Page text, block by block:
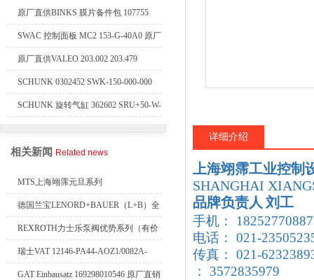
原厂直供BINKS 膜片备件包 107755
SWAC 控制面板 MC2 153-G-40A0 原厂
直销
原厂直供VALEO 203.002 203.479
SCHUNK 0302452 SWK-150-000-000
SCHUNK 旋转气缸 362602 SRU+50-W-
相关新闻 Related news
MTS上海翊霈元旦系列
RHM3050MR081A01
德国兰宝LENORD+BAUER（L+B）全
系列编码器
REXROTH力士乐泵阀优势系列（有价
目表）
瑞士VAT 12146-PA44-AOZ1/0082A-
1173938
GAT Einbausatz 169298010546 原厂直销
详细介绍
上海翊霈工业控制
SHANGHAI
品牌负责人 刘工
手机： 18252770887
电话： 021-
传真： 021-
： 3572835979